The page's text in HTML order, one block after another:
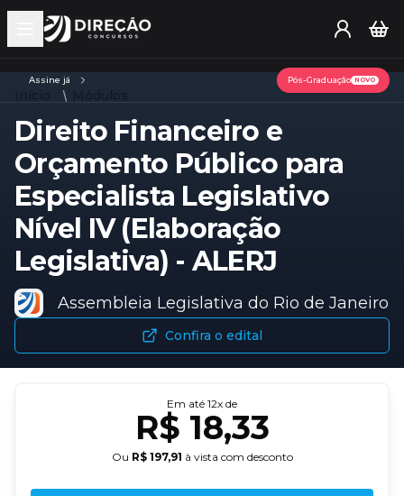
Open main menu
Assine já Pós-Graduação NOVO
Direito Financeiro e
Orçamento Público para
Especialista Legislativo
Nível IV (Elaboração
Legislativa) - ALERJ
Assembleia Legislativa do Rio de Janeiro
Confira o edital
Em até 12x de
R$ 18,33
Ou R$ 197,91 à vista com desconto